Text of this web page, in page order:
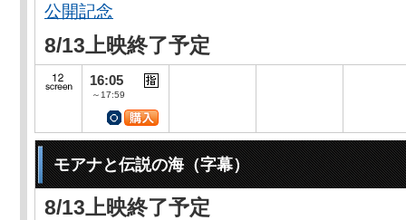
公開記念
8/13上映終了予定
16:05
～17:59
モアナと伝説の海（字幕）
8/13上映終了予定